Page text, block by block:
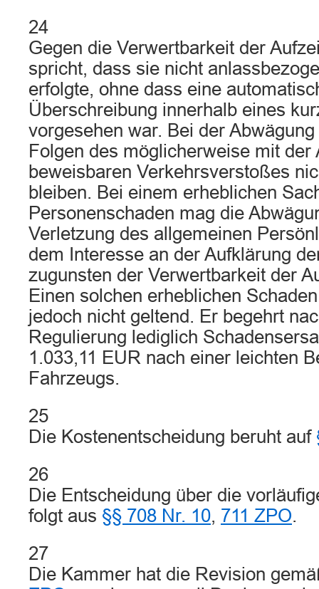
24
Gegen die Verwertbarkeit der
spricht, dass sie nicht
erfolgte, ohne dass eine
Überschreibung innerhalb eines
vorgesehen war. Bei der
Folgen des möglicherweise mit der
beweisbaren Verkehrsverstoßes
bleiben. Bei einem erheblichen
Personenschaden mag die
Verletzung des allgemeinen
dem Interesse an der Aufklärung
zugunsten der Verwertbarkeit der
Einen solchen erheblichen
jedoch nicht geltend. Er begehrt
Regulierung lediglich
1.033,11 EUR nach einer leichten
Fahrzeugs.
25
Die Kostenentscheidung beruht auf
26
Die Entscheidung über die
folgt aus §§ 708 Nr. 10, 711 ZPO.
27
Die Kammer hat die Revision